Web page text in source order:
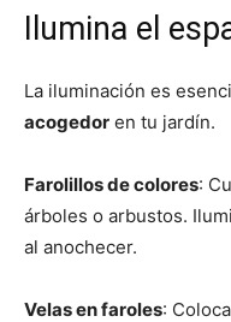
Ilumina el
La iluminación es
acogedor en tu jardín.
Farolillos de colores:
árboles o arbustos.
al anochecer.
Velas en faroles: